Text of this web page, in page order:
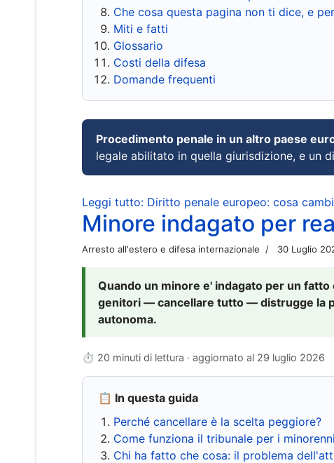
Che cosa questa pagina non ti dice, e
Miti e fatti
Glossario
Costi della difesa
Domande frequenti
Procedimento penale in un altro paese
legale abilitato in quella giurisdizione, e un
Leggi tutto: Diritto penale europeo: cosa
Minore indagato per
Arresto all'estero e difesa internazionale 30 Luglio
Quando un minore e' indagato per un
genitori — cancellare tutto — distrugge la
autonoma.
⏱ 20 minuti di lettura · aggiornato al 29 luglio 2026
📋 In questa guida
Perché cancellare è la scelta peggiore?
Come funziona il tribunale per i
Chi ha fatto che cosa: il problema